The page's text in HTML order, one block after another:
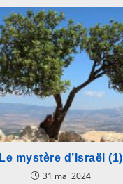
Le mystère d’Israël (1)
31 mai 2024